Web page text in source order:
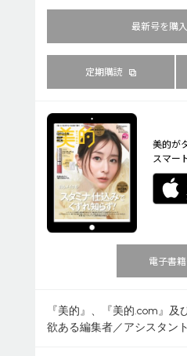
最新号を購
定期購読
美的が
スマー
電子書籍
『美的』、『美的.com』及
欲ある編集者／アシスタン